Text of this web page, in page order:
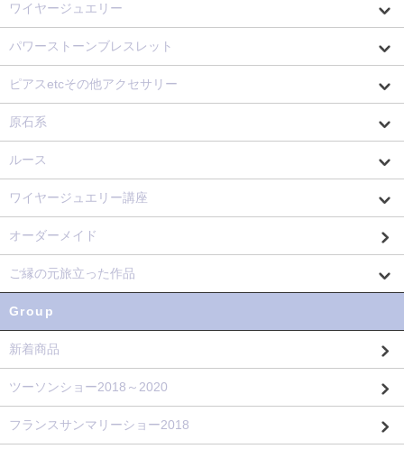
ワイヤージュエリー
パワーストーンブレスレット
ピアスetcその他アクセサリー
原石系
ルース
ワイヤージュエリー講座
オーダーメイド
ご縁の元旅立った作品
Group
新着商品
ツーソンショー2018～2020
フランスサンマリーショー2018